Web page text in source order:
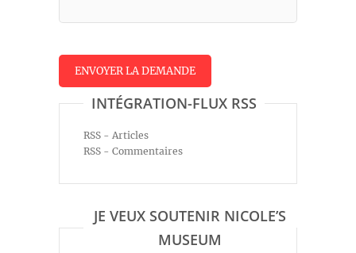
INTÉGRATION-FLUX RSS
RSS - Articles
RSS - Commentaires
JE VEUX SOUTENIR NICOLE’S
MUSEUM